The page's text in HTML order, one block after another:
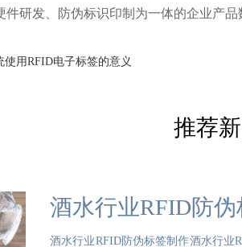
件研发、防伪标识印制为一体的企业产
使用RFID电子标签的意义
推荐
酒水行业RFID防
酒水行业RFID防伪标签制作酒水行业